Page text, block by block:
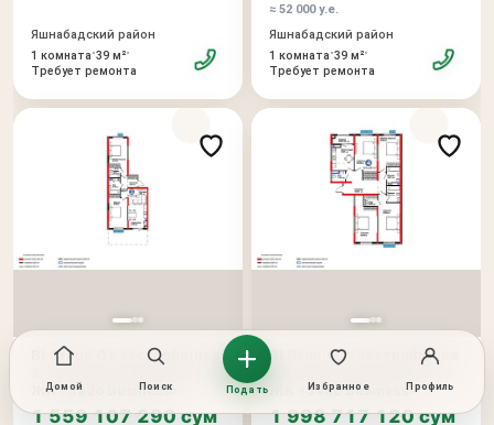
Яшнабадский район
1 комната•39 м²•
Требует ремонта
≈ 52 000 у.е.
Яшнабадский район
1 комната•39 м²•
Требует ремонта
BI Group От застройщика
ЖК «Sado Business»
1 559 107 290 сум
BI Group От застройщика
4-комнатная квартира в
ЖК «Sado Business»
1 998 717 120 сум
Домой Поиск Подать Избранное Профиль